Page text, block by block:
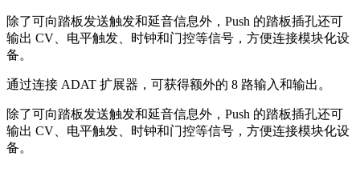
除了可向踏板发送触发和延音信息外，Push 的踏板插孔还可
输出 CV、电平触发、时钟和门控等信号，方便连接模块化设
备。
通过连接 ADAT 扩展器，可获得额外的 8 路输入和输出。
除了可向踏板发送触发和延音信息外，Push 的踏板插孔还可
输出 CV、电平触发、时钟和门控等信号，方便连接模块化设
备。